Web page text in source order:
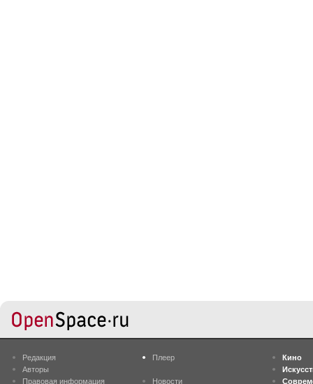
Редакция
Авторы
Правовая информация
Плеер
Новости
Кино